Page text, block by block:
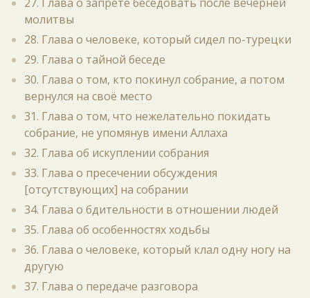
молитвы
28. Глава о человеке, который сидел по-турецки
29. Глава о тайной беседе
30. Глава о том, кто покинул собрание, а потом
вернулся на своё место
31. Глава о том, что нежелательно покидать
собрание, не упомянув имени Аллаха
32. Глава об искуплении собрания
33. Глава о пресечении обсуждения
[отсутствующих] на собрании
34. Глава о бдительности в отношении людей
35. Глава об особенностях ходьбы
36. Глава о человеке, который клал одну ногу на
другую
37. Глава о передаче разговора